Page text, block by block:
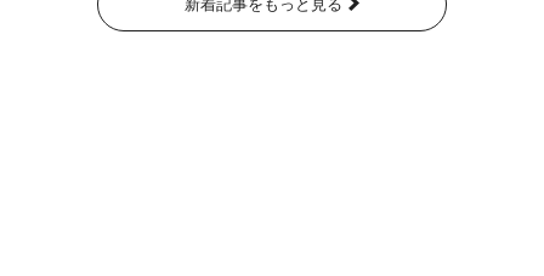
新着記事をもっと見る